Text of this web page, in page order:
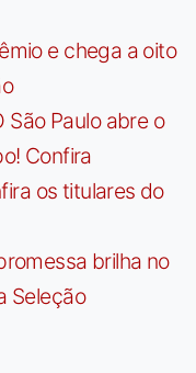
e chega a oito
São Paulo abre o
Confira
os titulares do
brilha no
Seleção